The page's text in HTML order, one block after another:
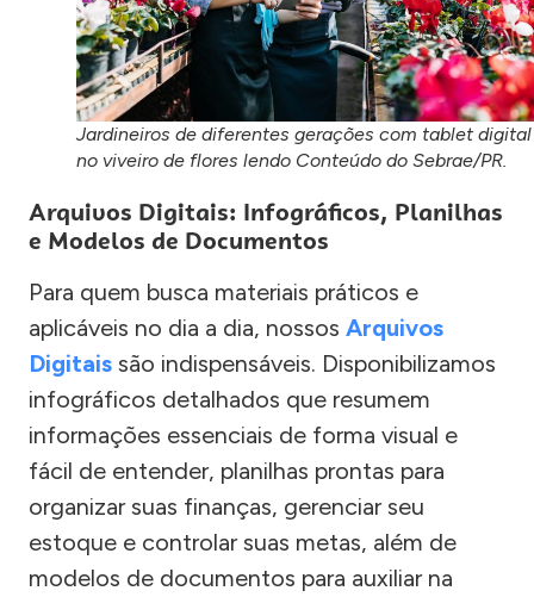
Jardineiros de diferentes gerações com tablet digital
no viveiro de flores lendo Conteúdo do Sebrae/PR.
Arquivos Digitais: Infográficos, Planilhas
e Modelos de Documentos
Para quem busca materiais práticos e
aplicáveis no dia a dia, nossos Arquivos
Digitais são indispensáveis. Disponibilizamos
infográficos detalhados que resumem
informações essenciais de forma visual e
fácil de entender, planilhas prontas para
organizar suas finanças, gerenciar seu
estoque e controlar suas metas, além de
modelos de documentos para auxiliar na